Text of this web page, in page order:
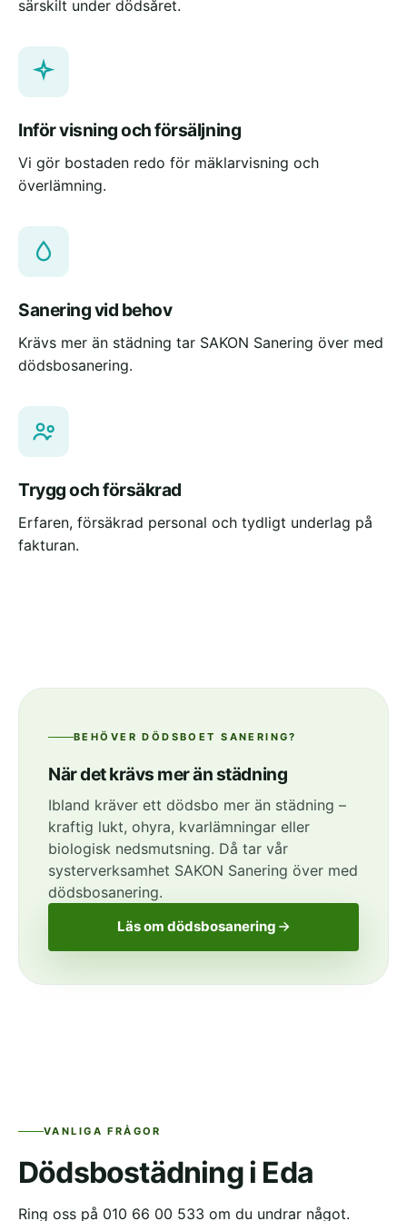
särskilt under dödsåret.
Inför visning och försäljning
Vi gör bostaden redo för mäklarvisning och
överlämning.
Sanering vid behov
Krävs mer än städning tar SAKON Sanering över med
dödsbosanering.
Trygg och försäkrad
Erfaren, försäkrad personal och tydligt underlag på
fakturan.
BEHÖVER DÖDSBOET SANERING?
När det krävs mer än städning
Ibland kräver ett dödsbo mer än städning –
kraftig lukt, ohyra, kvarlämningar eller
biologisk nedsmutsning. Då tar vår
systerverksamhet SAKON Sanering över med
dödsbosanering.
Läs om dödsbosanering
VANLIGA FRÅGOR
Dödsbostädning i Eda
Ring oss på 010 66 00 533 om du undrar något.